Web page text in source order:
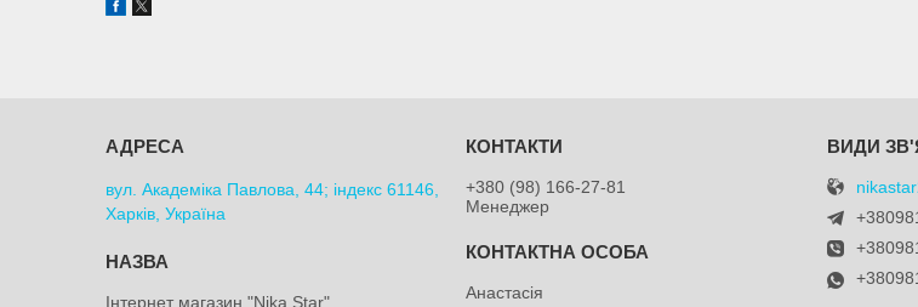
вул. Академіка Павлова, 44; індекс 61146,
Харків, Україна
Інтернет магазин "Nika Star"
+380 (98) 166-27-81
Менеджер
Анастасія